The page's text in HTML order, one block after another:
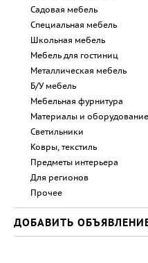
Садовая мебель
Специальная мебель
Школьная мебель
Мебель для гостиниц
Металлическая мебель
Б/У мебель
Мебельная фурнитура
Материалы и оборудование
Светильники
Ковры, текстиль
Предметы интерьера
Для регионов
Прочее
ДОБАВИТЬ